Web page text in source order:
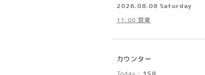
2026.08.08 Saturday
11:00 営業
カウンター
Today : 158